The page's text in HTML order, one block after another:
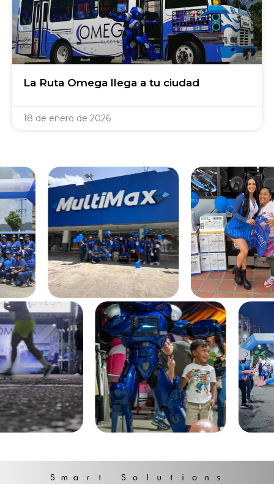
La Ruta Omega llega a tu ciudad
18 de enero de 2026
Smart Solutions